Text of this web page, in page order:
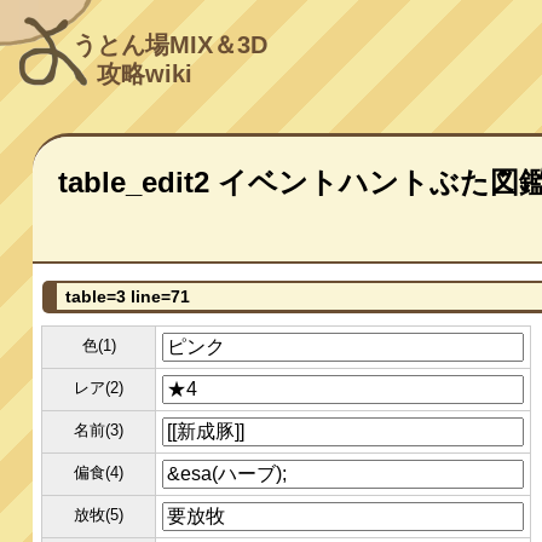
うとん場MIX＆3D
攻略wiki
table_edit2 イベントハントぶた図
table=3 line=71
色(1)
レア(2)
名前(3)
偏食(4)
放牧(5)